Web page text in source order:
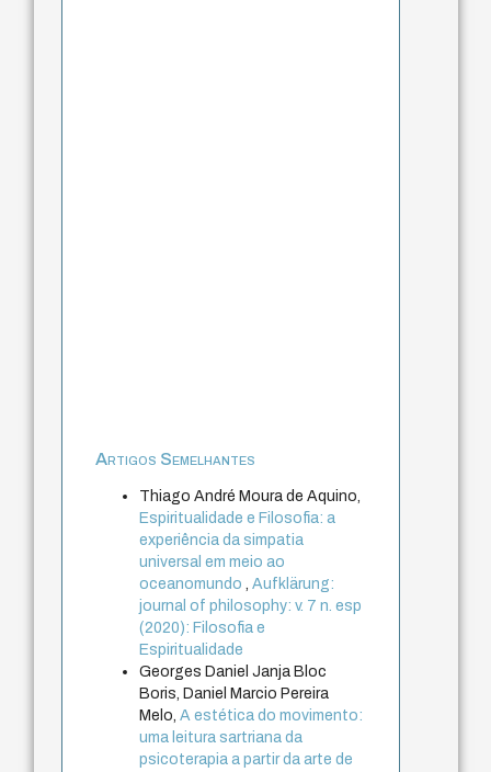
Artigos Semelhantes
Thiago André Moura de Aquino,
Espiritualidade e Filosofia: a
experiência da simpatia
universal em meio ao
oceanomundo,Aufklärung:
journal of philosophy: v. 7 n. esp
(2020): Filosofia e
Espiritualidade
Georges Daniel Janja Bloc
Boris, Daniel Marcio Pereira
Melo,A estética do movimento:
uma leitura sartriana da
psicoterapia a partir da arte de